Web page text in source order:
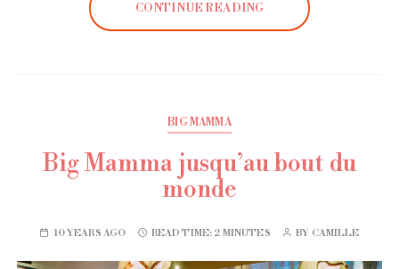
CONTINUE READING
BIG MAMMA
Big Mamma jusqu’au bout du
monde
10 YEARS AGO READ TIME: 2 MINUTES BY CAMILLE